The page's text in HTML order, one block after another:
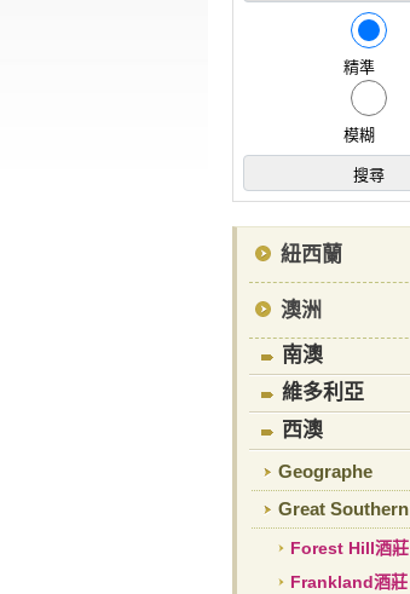
精準
模糊
紐西蘭
澳洲
南澳
維多利亞
西澳
Geographe
Great Southern
Forest Hill酒莊
Frankland酒莊